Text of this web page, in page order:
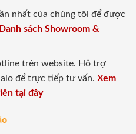
nhất của chúng tôi để được
sách Showroom &
trên website. Hỗ trợ
để trực tiếp tư vấn. Xem
tại đây